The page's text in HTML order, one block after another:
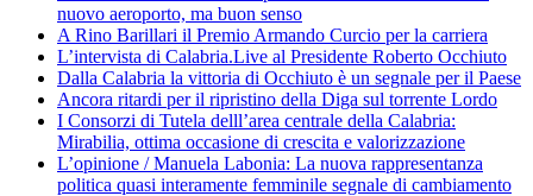
nuovo aeroporto, ma buon senso
A Rino Barillari il Premio Armando Curcio per la carriera
L’intervista di Calabria.Live al Presidente Roberto Occhiuto
Dalla Calabria la vittoria di Occhiuto è un segnale per il Paese
Ancora ritardi per il ripristino della Diga sul torrente Lordo
I Consorzi di Tutela delll’area centrale della Calabria:
Mirabilia, ottima occasione di crescita e valorizzazione
L’opinione / Manuela Labonia: La nuova rappresentanza
politica quasi interamente femminile segnale di cambiamento